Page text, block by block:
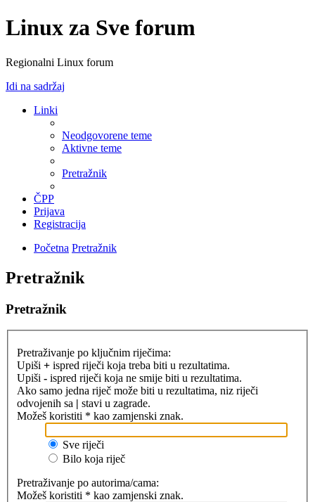
Linux za Sve forum
Regionalni Linux forum
Idi na sadržaj
Linki
Neodgovorene teme
Aktivne teme
Pretražnik
ČPP
Prijava
Registracija
Početna Pretražnik
Pretražnik
Pretražnik
Pretraživanje po ključnim riječima:
Upiši + ispred riječi koja treba biti u rezultatima.
Upiši - ispred riječi koja ne smije biti u rezultatima.
Ako samo jedna riječ može biti u rezultatima, niz riječi
odvojenih sa | stavi u zagrade.
Možeš koristiti * kao zamjenski znak.
Sve riječi
Bilo koja riječ
Pretraživanje po autorima/cama:
Možeš koristiti * kao zamjenski znak.